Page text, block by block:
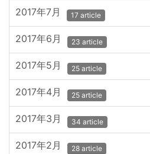
2017年7月 17 article
2017年6月 23 article
2017年5月 25 article
2017年4月 25 article
2017年3月 34 article
2017年2月 28 article